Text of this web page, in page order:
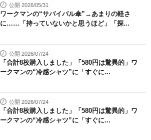
公開 2026/05/31
ワークマンの“サバイバル傘”→あまりの軽さ
に……「持っていないかと思うほど」「探...
公開 2026/07/24
「合計8枚購入しました」「580円は驚異的」ワ
ークマンの“冷感シャツ”に「すぐに...
公開 2026/07/24
「合計8枚購入しました」「580円は驚異的」ワ
ークマンの“冷感シャツ”に「すぐに...